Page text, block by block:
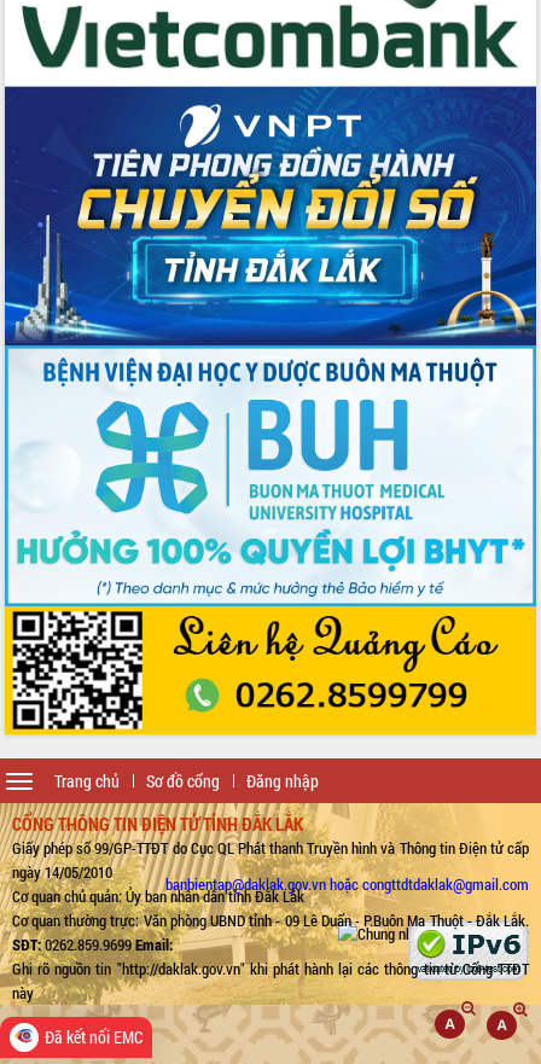
Trang chủ Sơ đồ cổng Đăng nhập
Toggle
navigation
CỔNG THÔNG TIN ĐIỆN TỬ TỈNH ĐẮK LẮK
Giấy phép số 99/GP-TTĐT do Cục QL Phát thanh Truyền hình và Thông tin Điện tử cấp
ngày 14/05/2010
Cơ quan chủ quản: Ủy ban nhân dân tỉnh Đắk Lắk
Cơ quan thường trực: Văn phòng UBND tỉnh - 09 Lê Duẩn - P.Buôn Ma Thuột - Đắk Lắk.
SĐT:0262.859.9699Email:
banbientap@daklak.gov.vn hoặc congttdtdaklak@gmail.com
Ghi rõ nguồn tin "http://daklak.gov.vn" khi phát hành lại các thông tin từ Cổng TTĐT
này
Đã kết nối EMC